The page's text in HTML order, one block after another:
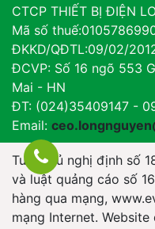
CTCP THIẾT BỊ ĐIỆN
Mã số
ĐKKD/QĐTL:09/02/
ĐCVP: Số 16 ngõ 553
Mai - HN
ĐT: (024)35409147 -
Email:
Tuân thủ nghị định số
và luật quảng cáo số
hàng qua mạng,
mạng Internet.